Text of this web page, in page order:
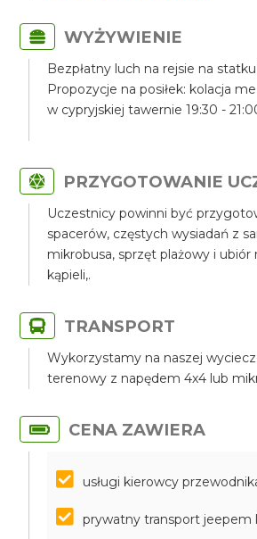
WYŻYWIENIE
Bezpłatny luch na rejsie na
Propozycje na posiłek: kolacja
w cypryjskiej tawernie 19:30 -
PRZYGOTOWANIE
Uczestnicy powinni być
spacerów, częstych wysiadań z
mikrobusa, sprzęt plażowy i ubiór
kąpieli,.
TRANSPORT
Wykorzystamy na naszej
terenowy z napędem 4x4 lub
CENA ZAWIERA
usługi kierowcy
prywatny transport jeepem